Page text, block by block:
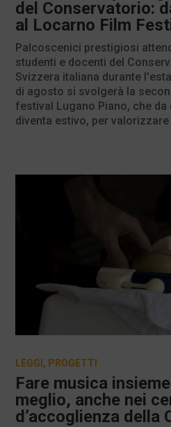
del Conservatorio:
al Locarno Film
Palcoscenici prestigiosi
studenti e docenti del
Svizzera italiana durante
di agosto si svolgerà la
festival Lugano Piano, che da
diventa estivo, per valorizzare
Fare musica
meglio, anche nei
d’accoglienza della
LEGGI, PROGETTI